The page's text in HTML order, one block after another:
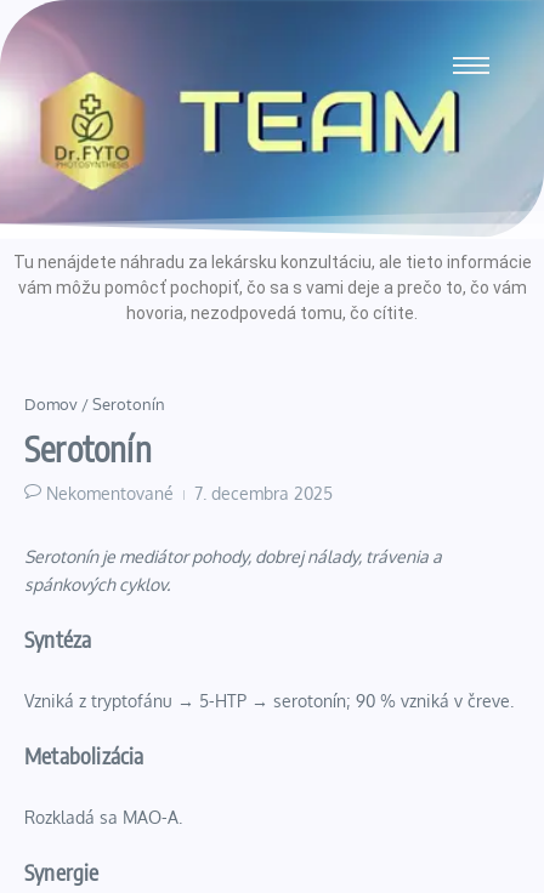
Tu nenájdete náhradu za lekársku konzultáciu, ale tieto informácie
vám môžu pomôcť pochopiť, čo sa s vami deje a prečo to, čo vám
hovoria, nezodpovedá tomu, čo cítite.
Domov /Serotonín
Serotonín
Nekomentované 7. decembra 2025
Serotonín je mediátor pohody, dobrej nálady, trávenia a
spánkových cyklov.
Syntéza
Vzniká z tryptofánu → 5-HTP → serotonín; 90 % vzniká v čreve.
Metabolizácia
Rozkladá sa MAO-A.
Synergie